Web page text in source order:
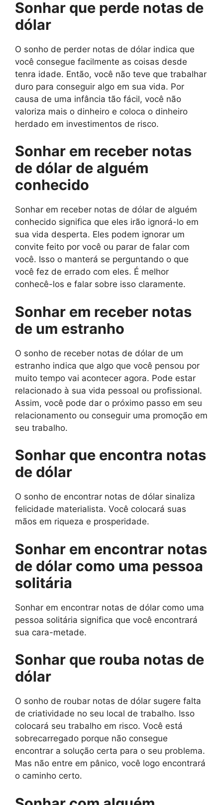
Sonhar que perde notas de
dólar
O sonho de perder notas de dólar indica que
você consegue facilmente as coisas desde
tenra idade. Então, você não teve que trabalhar
duro para conseguir algo em sua vida. Por
causa de uma infância tão fácil, você não
valoriza mais o dinheiro e coloca o dinheiro
herdado em investimentos de risco.
Sonhar em receber notas
de dólar de alguém
conhecido
Sonhar em receber notas de dólar de alguém
conhecido significa que eles irão ignorá-lo em
sua vida desperta. Eles podem ignorar um
convite feito por você ou parar de falar com
você. Isso o manterá se perguntando o que
você fez de errado com eles. É melhor
conhecê-los e falar sobre isso claramente.
Sonhar em receber notas
de um estranho
O sonho de receber notas de dólar de um
estranho indica que algo que você pensou por
muito tempo vai acontecer agora. Pode estar
relacionado à sua vida pessoal ou profissional.
Assim, você pode dar o próximo passo em seu
relacionamento ou conseguir uma promoção em
seu trabalho.
Sonhar que encontra notas
de dólar
O sonho de encontrar notas de dólar sinaliza
felicidade materialista. Você colocará suas
mãos em riqueza e prosperidade.
Sonhar em encontrar notas
de dólar como uma pessoa
solitária
Sonhar em encontrar notas de dólar como uma
pessoa solitária significa que você encontrará
sua cara-metade.
Sonhar que rouba notas de
dólar
O sonho de roubar notas de dólar sugere falta
de criatividade no seu local de trabalho. Isso
colocará seu trabalho em risco. Você está
sobrecarregado porque não consegue
encontrar a solução certa para o seu problema.
Mas não entre em pânico, você logo encontrará
o caminho certo.